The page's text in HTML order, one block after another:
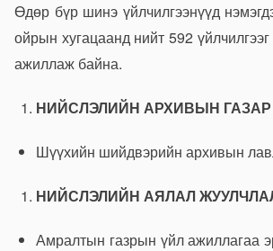
Өдөр бүр шинэ үйлчилгээнүүд
ойрын хугацаанд нийт 592
ажиллаж байна.
НИЙСЛЭЛИЙН АРХИВЫН ГАЗАР
Шүүхийн шийдвэрийн архивын
НИЙСЛЭЛИЙН АЯЛАЛ
Амралтын газрын үйл ажиллагаа